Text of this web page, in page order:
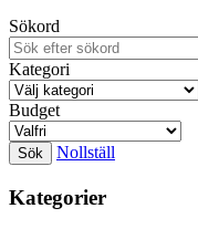
Sökord
Kategori
Budget
Nollställ
Kategorier